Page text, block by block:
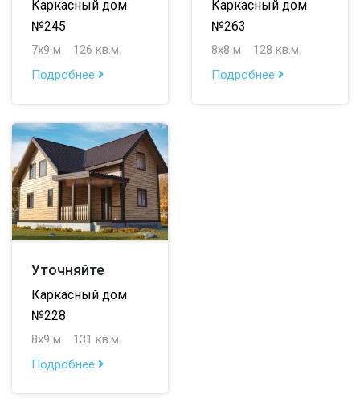
Каркасный дом
№245
7х9 м
126 кв.м.
Подробнее
Каркасный дом
№263
8х8 м
128 кв.м.
Подробнее
Уточняйте
Каркасный дом
№228
8х9 м
131 кв.м.
Подробнее